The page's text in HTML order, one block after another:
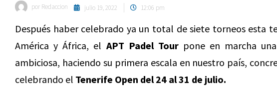
por Redaccion julio 19, 2022 12:06 pm
Después haber celebrado ya un total de siete torneos esta
América y África, el APT Padel Tourpone en marcha
ambiciosa, haciendo su primera escala en nuestro país,
celebrando el Tenerife Open del 24 al 31 de julio.